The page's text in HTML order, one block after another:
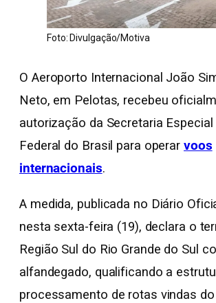
Foto: Divulgação/Motiva
O Aeroporto Internacional João
Neto, em Pelotas, recebeu
autorização da Secretaria
Federal do Brasil para operar voos
internacionais.
A medida, publicada no Diário
nesta sexta-feira (19), declara o
Região Sul do Rio Grande do Sul
alfandegado, qualificando a
processamento de rotas vindas do